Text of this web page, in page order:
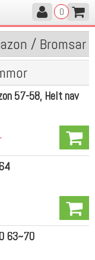
0
/ Bromsar
57-58, Helt nav
63~70